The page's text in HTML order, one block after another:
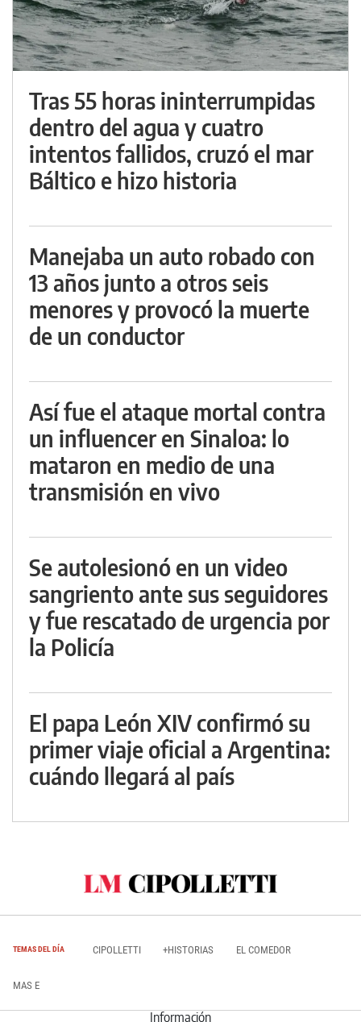
Tras 55 horas ininterrumpidas
dentro del agua y cuatro
intentos fallidos, cruzó el mar
Báltico e hizo historia
Manejaba un auto robado con
13 años junto a otros seis
menores y provocó la muerte
de un conductor
Así fue el ataque mortal contra
un influencer en Sinaloa: lo
mataron en medio de una
transmisión en vivo
Se autolesionó en un video
sangriento ante sus seguidores
y fue rescatado de urgencia por
la Policía
El papa León XIV confirmó su
primer viaje oficial a Argentina:
cuándo llegará al país
TEMAS DEL DÍA CIPOLLETTI +HISTORIAS EL COMEDOR
MAS E
Información